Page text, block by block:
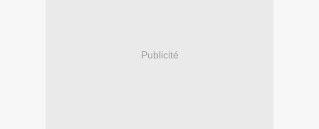
Publicité